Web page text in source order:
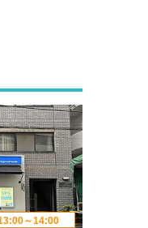
～14:00